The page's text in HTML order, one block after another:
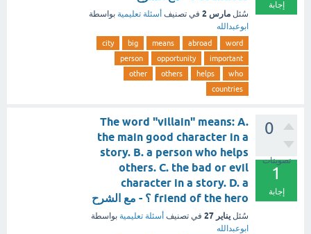
إجابة
سُئل مارس 2 في تصنيف أسئلة تعليمية بواسطة
ابوعبدالله
word
abroad
means
big
city
important
opportunity
person
who
helps
others
other
countries
0
تصويتات
1
إجابة
The word "villain" means: A.
the main good character in a
story. B. a person who helps
others. C. the bad or evil
character in a story. D. a
friend of the hero ؟ - مع الشرح
سُئل يناير 27 في تصنيف أسئلة تعليمية بواسطة
ابوعبدالله